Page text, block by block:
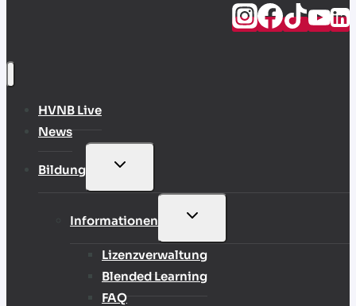
HVNB Live
News
Bildung
UNTERMENÜ
Informationen
UNTERMENÜ
Lizenzverwaltung
Blended Learning
FAQ